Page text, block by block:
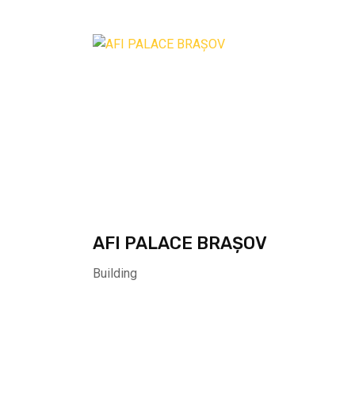
AFI PALACE BRAȘOV
Building